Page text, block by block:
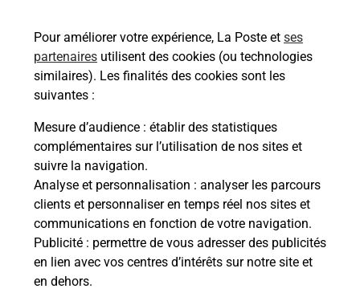
Pour améliorer votre expérience, La Poste et ses
partenaires utilisent des cookies (ou technologies
similaires). Les finalités des cookies sont les
suivantes :
Mesure d’audience : établir des statistiques
complémentaires sur l’utilisation de nos sites et
suivre la navigation.
Analyse et personnalisation : analyser les parcours
clients et personnaliser en temps réel nos sites et
communications en fonction de votre navigation.
Publicité : permettre de vous adresser des publicités
en lien avec vos centres d’intérêts sur notre site et
en dehors.
17 Avenue Alfred Anatole Thevenet
51530 Magenta
Boîte aux lettres La Poste
Prochaine collecte du courrierlundià 09h00
1 Rue Paul Gravet
51530 Magenta
Le lien s'ouvre dans un nouvel onglet